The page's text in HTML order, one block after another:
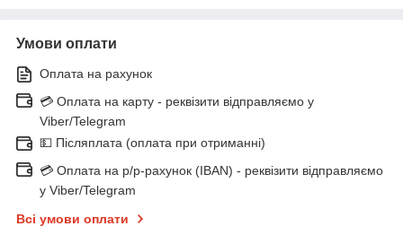
Умови оплати
Оплата на рахунок
💳 Оплата на карту - реквізити відправляємо у
Viber/Telegram
💵 Післяплата (оплата при отриманні)
💳 Оплата на р/р-рахунок (IBAN) - реквізити відправляємо
у Viber/Telegram
Всі умови оплати